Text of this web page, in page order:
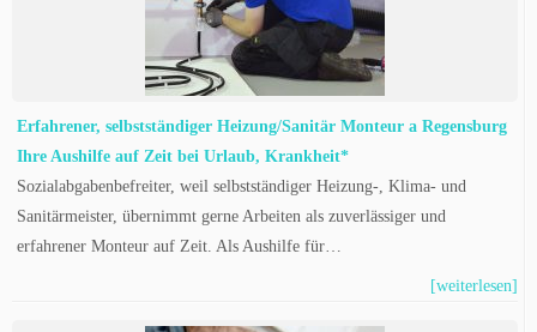
Erfahrener, selbstständiger Heizung/Sanitär Monteur a Regensburg
Ihre Aushilfe auf Zeit bei Urlaub, Krankheit*
Sozialabgabenbefreiter, weil selbstständiger Heizung-, Klima- und
Sanitärmeister, übernimmt gerne Arbeiten als zuverlässiger und
erfahrener Monteur auf Zeit. Als Aushilfe für…
[weiterlesen]